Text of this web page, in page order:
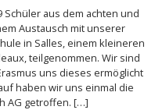
Schüler aus dem achten und
Austausch mit unserer
in Salles, einem kleineren
teilgenommen. Wir sind
uns dieses ermöglicht
haben wir uns einmal die
AG getroffen. […]